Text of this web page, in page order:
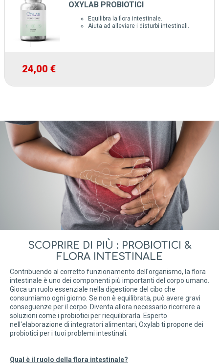
OXYLAB PROBIOTICI
Equilibra la flora intestinale.
Aiuta ad alleviare i disturbi intestinali.
24,00 €
SCOPRIRE DI PIÙ : PROBIOTICI &
FLORA INTESTINALE
Contribuendo al corretto funzionamento dell'organismo, la flora
intestinale è uno dei componenti più importanti del corpo umano.
Gioca un ruolo essenziale nella digestione del cibo che
consumiamo ogni giorno. Se non è equilibrata, può avere gravi
conseguenze per il corpo. Diventa allora necessario ricorrere a
soluzioni come i probiotici per riequilibrarla. Esperto
nell'elaborazione di integratori alimentari, Oxylab ti propone dei
probiotici per i tuoi problemi intestinali.
Qual è il ruolo della flora intestinale?